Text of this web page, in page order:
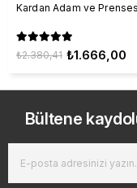
Kardan Adam ve
₺1.666,00
₺2.380,41
Bültene